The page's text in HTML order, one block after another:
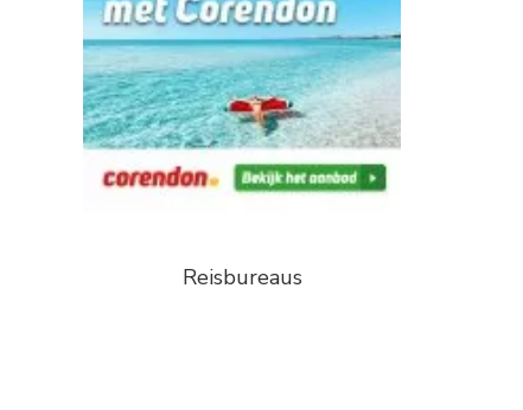
Reisbureaus